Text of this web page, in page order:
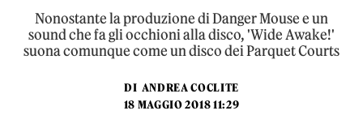
Nonostante la produzione di Danger Mouse e un
sound che fa gli occhioni alla disco, 'Wide Awake!'
suona comunque come un disco dei Parquet Courts
DI ANDREA COCLITE
18 MAGGIO 2018 11:29